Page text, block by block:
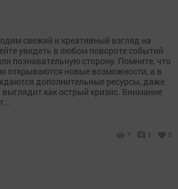
свежий и креативный взгляд на
увидеть в любом повороте событий
познавательную сторону. Помните, что
открываются новые возможности, а в
дополнительные ресурсы, даже
выглядит как острый кризис. Внимание
7 0 0